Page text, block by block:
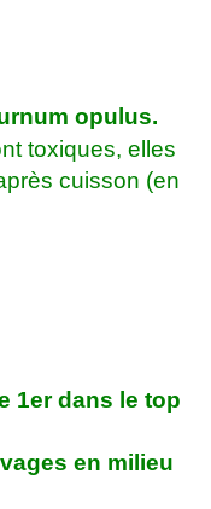
opulus.
toxiques, elles
cuisson (en
dans le top
en milieu